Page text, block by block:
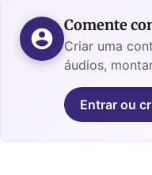
Comente
Criar uma
áudios,
Entrar ou